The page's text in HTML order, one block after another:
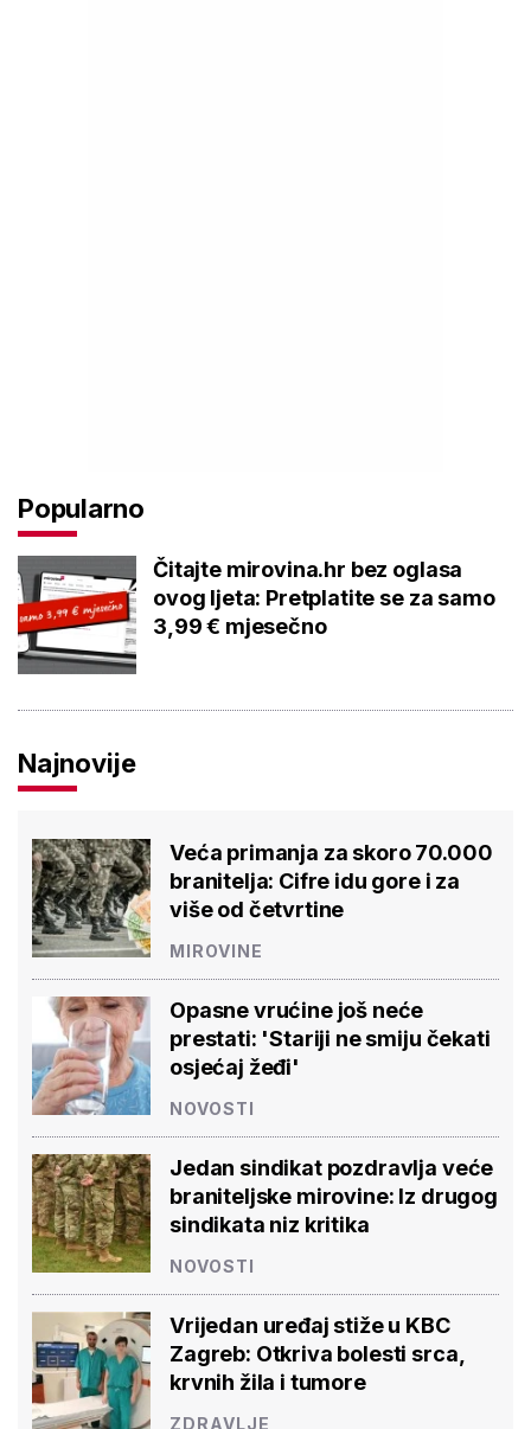
Popularno
Čitajte mirovina.hr bez oglasa
ovog ljeta: Pretplatite se za samo
3,99 € mjesečno
Najnovije
Veća primanja za skoro 70.000
branitelja: Cifre idu gore i za
više od četvrtine
MIROVINE
Opasne vrućine još neće
prestati: 'Stariji ne smiju čekati
osjećaj žeđi'
NOVOSTI
Jedan sindikat pozdravlja veće
braniteljske mirovine: Iz drugog
sindikata niz kritika
NOVOSTI
Vrijedan uređaj stiže u KBC
Zagreb: Otkriva bolesti srca,
krvnih žila i tumore
ZDRAVLJE